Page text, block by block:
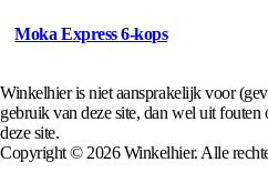
Moka Express 6-kops
Winkelhier is niet aansprakelijk voor
gebruik van deze site, dan wel uit
deze site.
Copyright © 2026 Winkelhier. Alle